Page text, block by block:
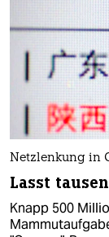
Netzlenkung in
Lasst
Knapp 500